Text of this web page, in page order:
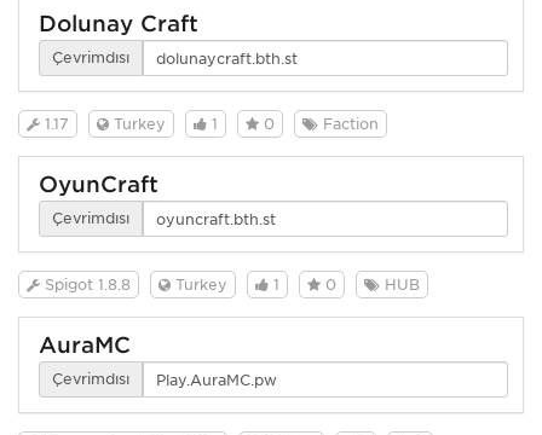
Dolunay Craft
Çevrimdışı
1.17 Turkey 1 0 Faction
OyunCraft
Çevrimdışı
Spigot 1.8.8 Turkey 1 0 HUB
AuraMC
Çevrimdışı